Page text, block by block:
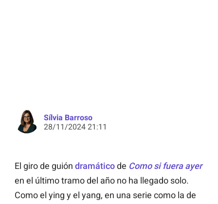
Sílvia Barroso
28/11/2024 21:11
El giro de guión dramáticode Como si fuera ayer
en el último tramo del año no ha llegado solo.
Como el ying y el yang, en una serie como la de